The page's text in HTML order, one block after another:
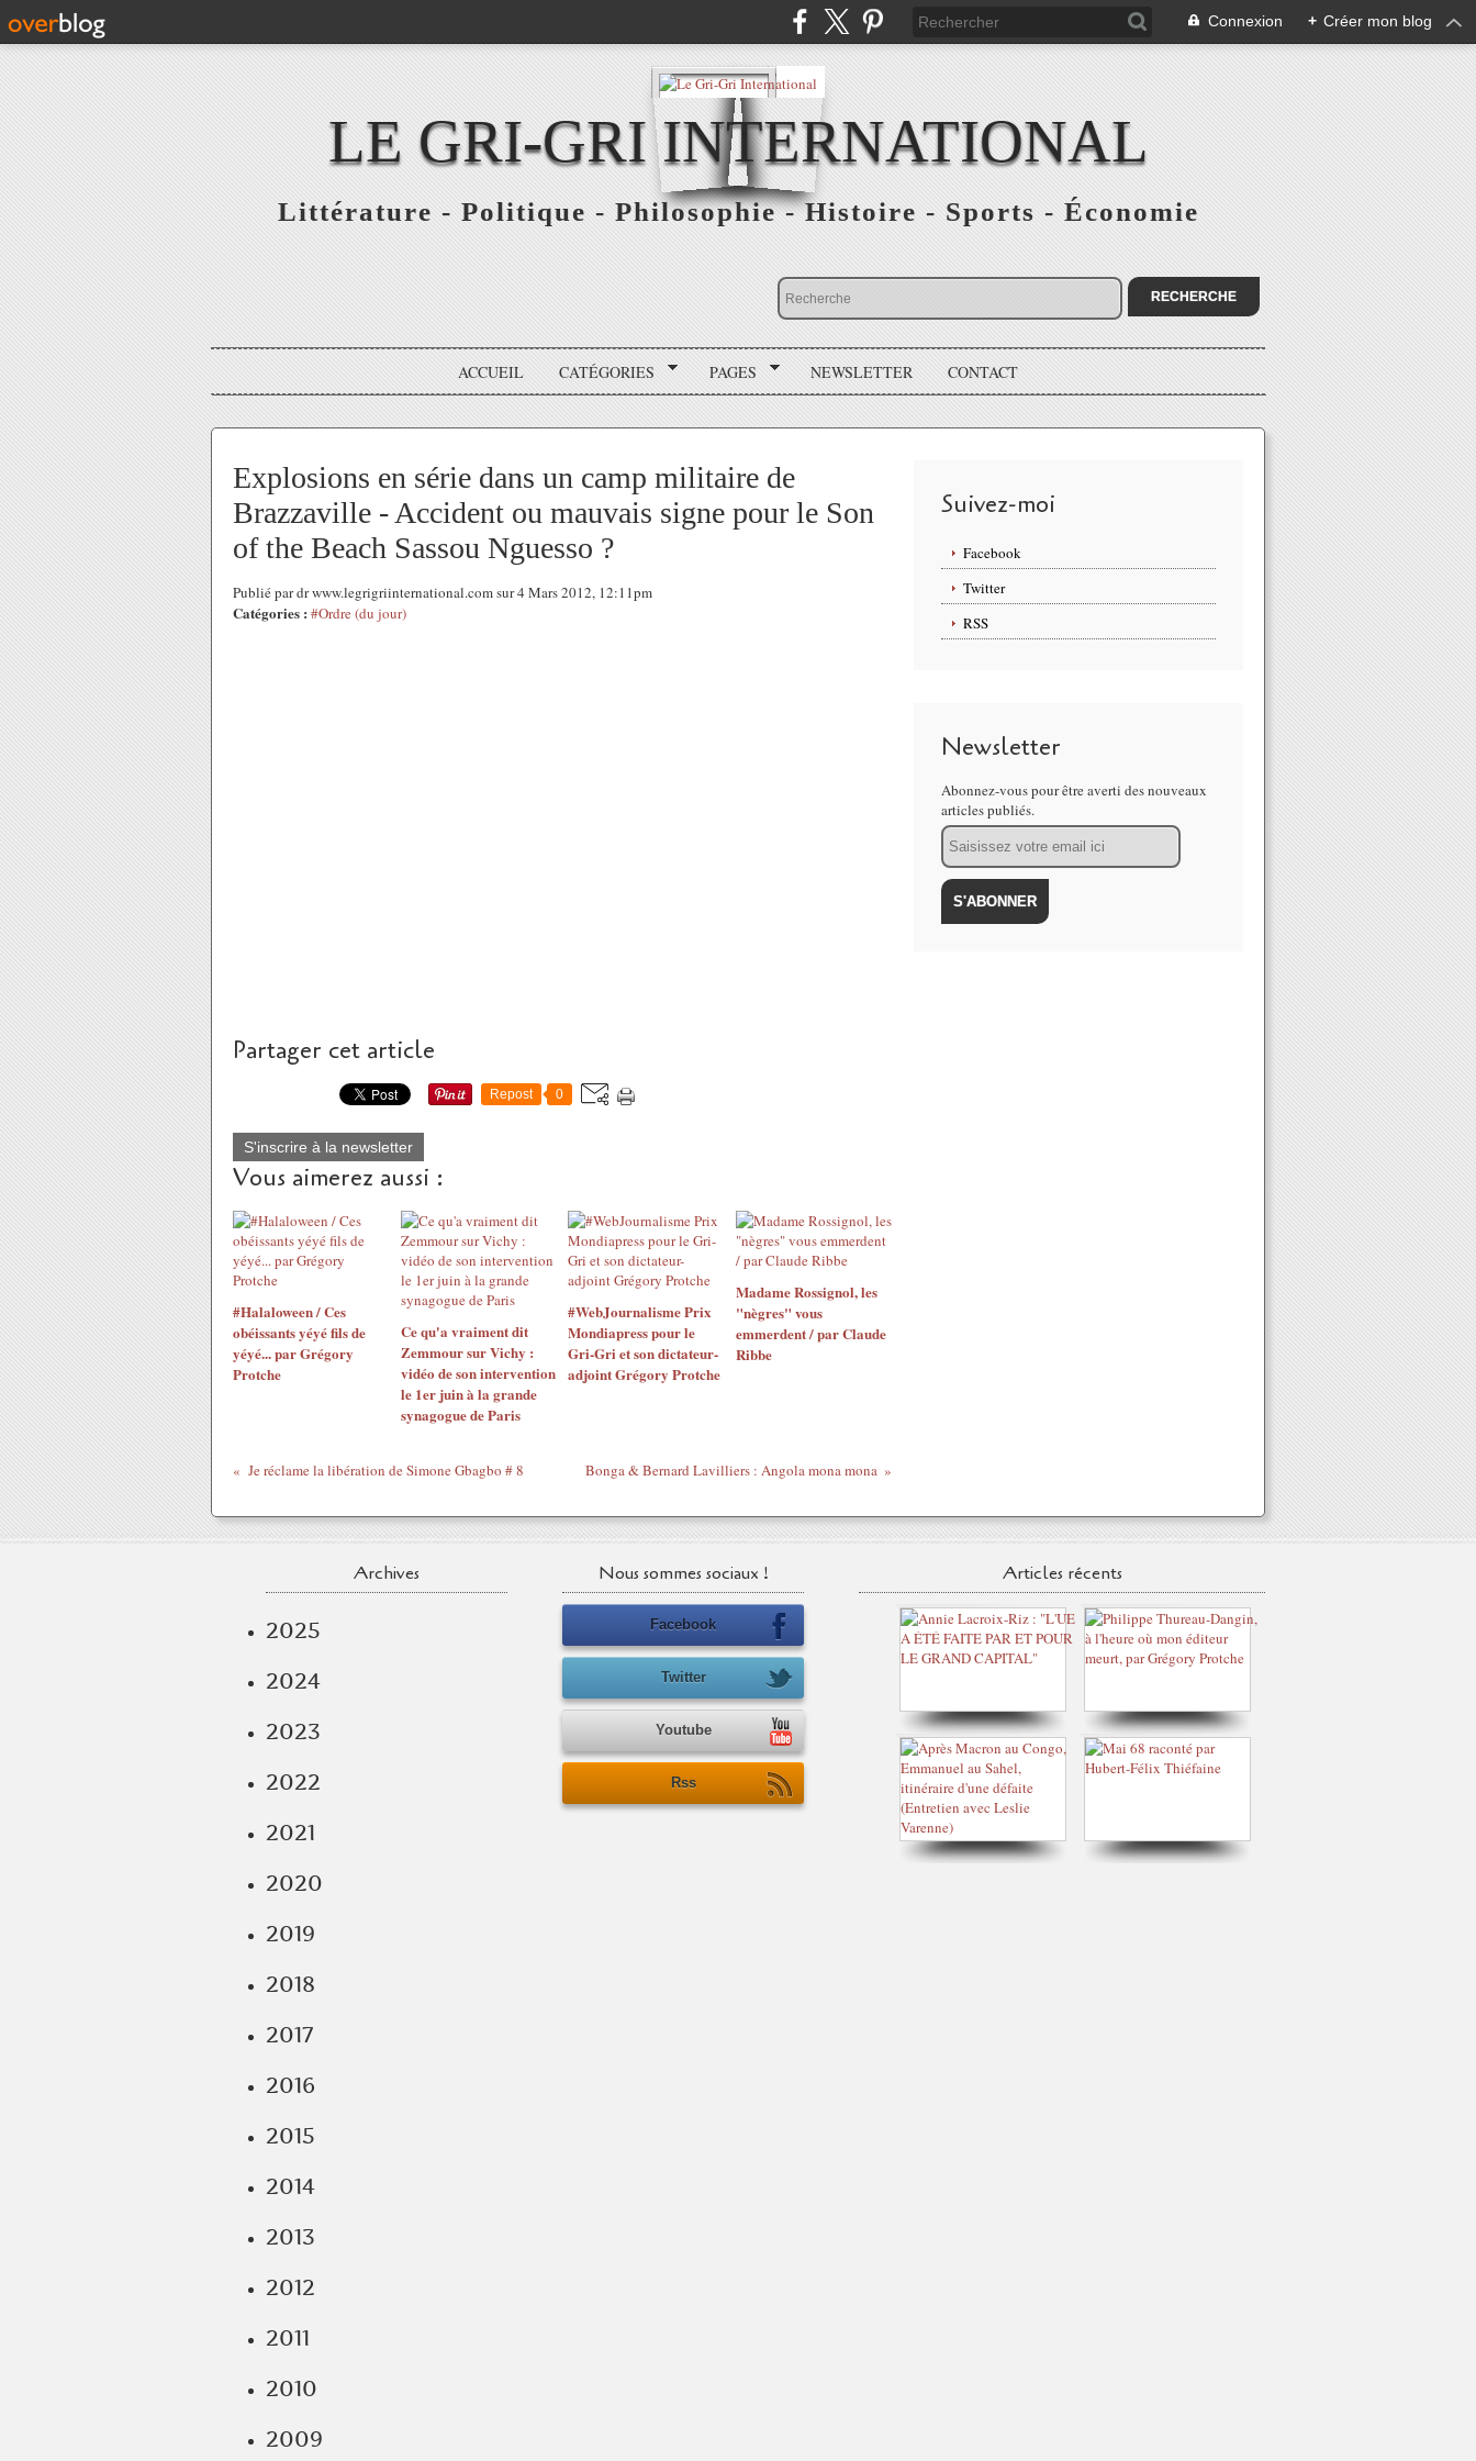
Connexion + Créer mon blog
LE GRI-GRI INTERNATIONAL
Littérature - Politique - Philosophie - Histoire - Sports - Économie
ACCUEIL CATÉGORIES PAGES NEWSLETTER CONTACT
Explosions en série dans un camp militaire de
Brazzaville - Accident ou mauvais signe pour le Son
of the Beach Sassou Nguesso ?
Publié par dr www.legrigriinternational.com sur 4 Mars 2012, 12:11pm
Catégories : #Ordre (du jour)
Partager cet article
Repost 0
S'inscrire à la newsletter
Vous aimerez aussi :
#Halaloween / Ces
obéissants yéyé fils de
yéyé... par Grégory
Protche
Ce qu'a vraiment dit
Zemmour sur Vichy :
vidéo de son intervention
le 1er juin à la grande
synagogue de Paris
#WebJournalisme Prix
Mondiapress pour le
Gri-Gri et son dictateur-
adjoint Grégory Protche
Madame Rossignol, les
"nègres" vous
emmerdent / par Claude
Ribbe
Je réclame la libération de Simone Gbagbo # 8 Bonga & Bernard Lavilliers : Angola mona mona
Suivez-moi
Facebook
Twitter
RSS
Newsletter
Abonnez-vous pour être averti des nouveaux
articles publiés.
Email
Archives
2025
2024
2023
2022
2021
2020
2019
2018
2017
2016
2015
2014
2013
2012
2011
2010
2009
Nous sommes sociaux !
Facebook
Twitter
Youtube
Rss
Articles récents